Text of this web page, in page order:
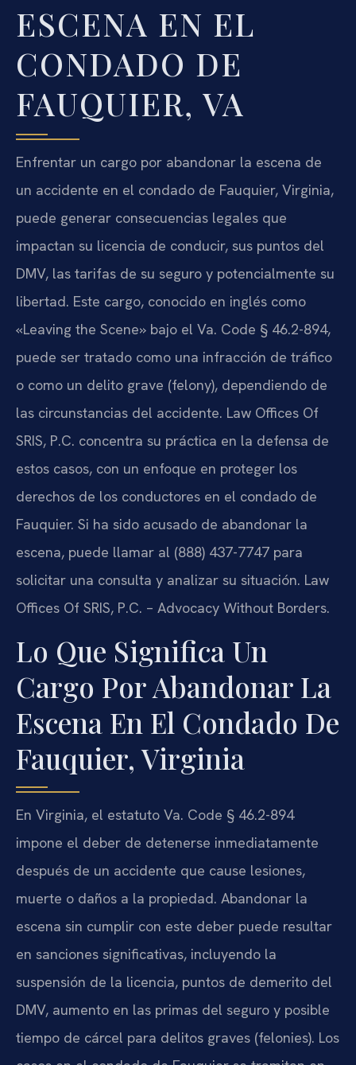
ESCENA EN EL
CONDADO DE
FAUQUIER, VA
Enfrentar un cargo por abandonar la escena de
un accidente en el condado de Fauquier, Virginia,
puede generar consecuencias legales que
impactan su licencia de conducir, sus puntos del
DMV, las tarifas de su seguro y potencialmente su
libertad. Este cargo, conocido en inglés como
«Leaving the Scene» bajo el Va. Code § 46.2-894,
puede ser tratado como una infracción de tráfico
o como un delito grave (felony), dependiendo de
las circunstancias del accidente. Law Offices Of
SRIS, P.C. concentra su práctica en la defensa de
estos casos, con un enfoque en proteger los
derechos de los conductores en el condado de
Fauquier. Si ha sido acusado de abandonar la
escena, puede llamar al (888) 437-7747 para
solicitar una consulta y analizar su situación. Law
Offices Of SRIS, P.C. – Advocacy Without Borders.
Lo Que Significa Un
Cargo Por Abandonar La
Escena En El Condado De
Fauquier, Virginia
En Virginia, el estatuto Va. Code § 46.2-894
impone el deber de detenerse inmediatamente
después de un accidente que cause lesiones,
muerte o daños a la propiedad. Abandonar la
escena sin cumplir con este deber puede resultar
en sanciones significativas, incluyendo la
suspensión de la licencia, puntos de demerito del
DMV, aumento en las primas del seguro y posible
tiempo de cárcel para delitos graves (felonies). Los